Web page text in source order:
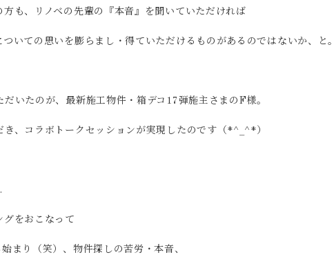
も、リノベの先輩の『本音』を聞いていただければ
いての思いを膨らまし・得ていただけるものがあるのではないか、と。
いたのが、最新施工物件・箱デコ17弾施主さまのF様。
、コラボトークセッションが実現したのです（*^_^*）
グをおこなって
まり（笑）、物件探しの苦労・本音、